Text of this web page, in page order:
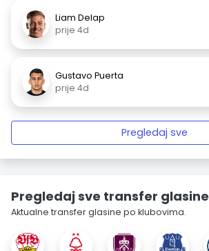
Liam Delap
prije 4d
Gustavo Puerta
prije 4d
Pregledaj sve
Pregledaj sve transfer glasine
Aktualne transfer glasine po klubovima.